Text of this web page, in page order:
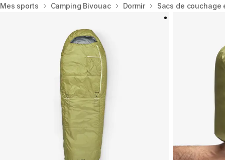
Accueil
Mes sports Camping Bivouac Dormir Sacs de couchage